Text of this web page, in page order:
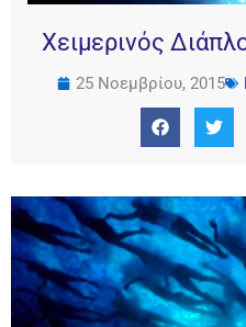
Χειμερινός
25 Νοεμβρίου, 2015